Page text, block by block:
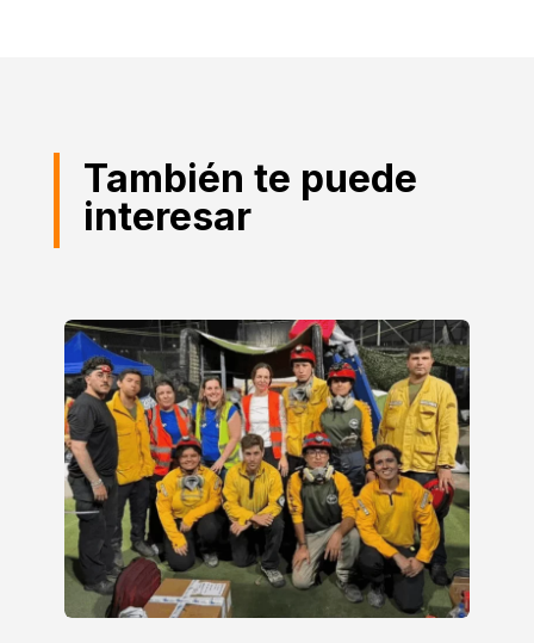
También te puede
interesar